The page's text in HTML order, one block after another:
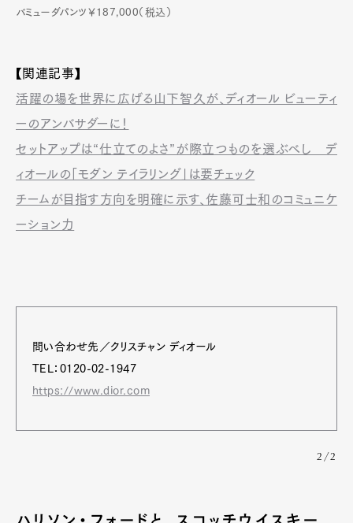
バミューダパンツ￥187,000（税込）
【関連記事】
活躍の場を世界に広げる山下智久が、ディオール ビューティ
ーのアンバサダーに！
セットアップは“仕立てのよさ”が際立つものを選ぶべし デ
ィオールの「モダン テイラリング」は要チェック
チームが目指す方向を明確に示す、佐藤可士和のコミュニケ
ーション力
問い合わせ先／クリスチャン ディオール
TEL：0120-02-1947
https://www.dior.com
2/2
ハリソン・フォードと、スコッチウイスキー